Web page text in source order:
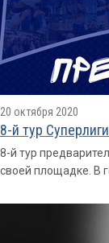
20 октября 2020
8-й тур
8-й тур
своей площадке. В